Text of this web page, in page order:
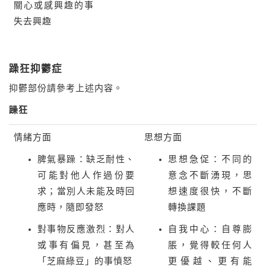
關心或感興趣的事
失去興趣
躁狂抑鬱症
抑鬱部份請參考上述内容。
躁狂
情緒方面
脾氣暴躁：缺乏耐性、
可能對他人作過份要
求；當別人未能及時回
應時，隨即發怒
對事物反應激烈：對人
或事有偏見，甚至為
「芝麻綠豆」的事憤怒
思想方面
思想急促：不同的
意念不斷湧現，思
想速度很快，不斷
轉換課題
自我中心：自尊膨
脹，覺得較任何人
更優越、更有能